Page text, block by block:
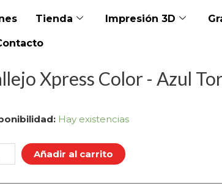
Tienda Impresión 3D
Xpress Color - Azul
Hay existencias
Añadir al carrito